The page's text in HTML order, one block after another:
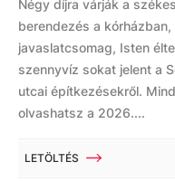
Négy díjra várják a
berendezés a
javaslatcsomag, Isten
szennyvíz sokat jelent a
utcai építkezésekről.
olvashatsz a 2026....
LETÖLTÉS